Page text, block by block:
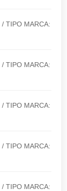
/ TIPO MARCA:
/ TIPO MARCA:
/ TIPO MARCA:
/ TIPO MARCA:
/ TIPO MARCA: